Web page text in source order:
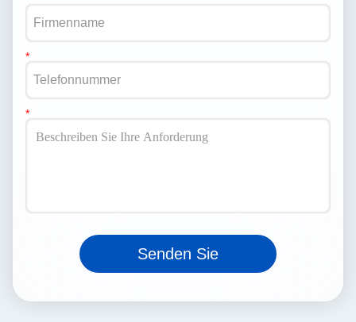
Senden Sie